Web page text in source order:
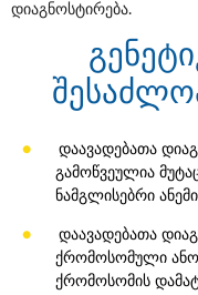
დიაგნოსტირება.
დაავადებათა
გამოწვეულია
ნამგლისებრი
დაავადებათა
ქრომოსომული
ქრომოსომის